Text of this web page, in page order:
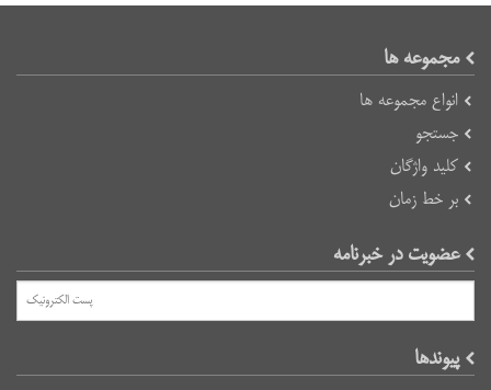
مجموعه ها
انواع مجموعه ها
جستجو
کلید واژگان
بر خط زمان
عضویت در خبرنامه
پیوند‌ها